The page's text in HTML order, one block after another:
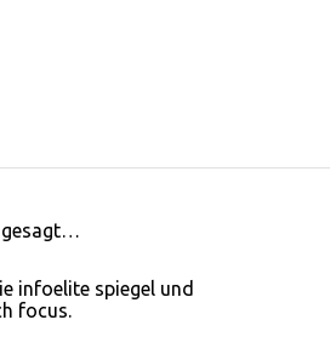
gesagt…
infoelite spiegel und
focus.